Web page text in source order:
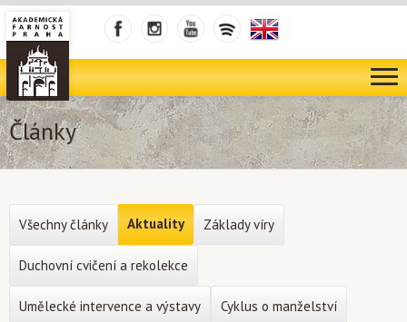
Články
Všechny články Aktuality Základy víry
Duchovní cvičení a rekolekce
Umělecké intervence a výstavy Cyklus o manželství